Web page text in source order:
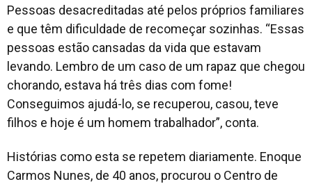
Pessoas desacreditadas até pelos próprios familiares
e que têm dificuldade de recomeçar sozinhas. “Essas
pessoas estão cansadas da vida que estavam
levando. Lembro de um caso de um rapaz que chegou
chorando, estava há três dias com fome!
Conseguimos ajudá-lo, se recuperou, casou, teve
filhos e hoje é um homem trabalhador”, conta.
Histórias como esta se repetem diariamente. Enoque
Carmos Nunes, de 40 anos, procurou o Centro de